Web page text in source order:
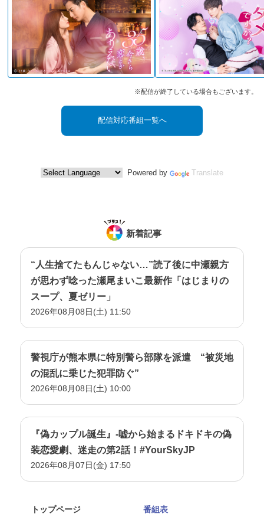
※配信が終了している場合もございます。
配信対応番組一覧へ
Powered by Translate
新着記事
“人生捨てたもんじゃない…”読了後に中瀬親方
が思わず唸った瀬尾まいこ最新作「はじまりの
スープ、夏ゼリー」
2026年08月08日(土) 11:50
警視庁が熊本県に特別警ら部隊を派遣 “被災地
の混乱に乗じた犯罪防ぐ”
2026年08月08日(土) 10:00
『偽カップル誕生』-嘘から始まるドキドキの偽
装恋愛劇、迷走の第2話！#YourSkyJP
2026年08月07日(金) 17:50
トップページ 番組表